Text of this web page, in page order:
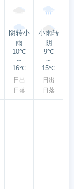
阴转小
雨
10℃
～
16℃
日出
日落
小雨转
阴
9℃
～
15℃
日出
日落